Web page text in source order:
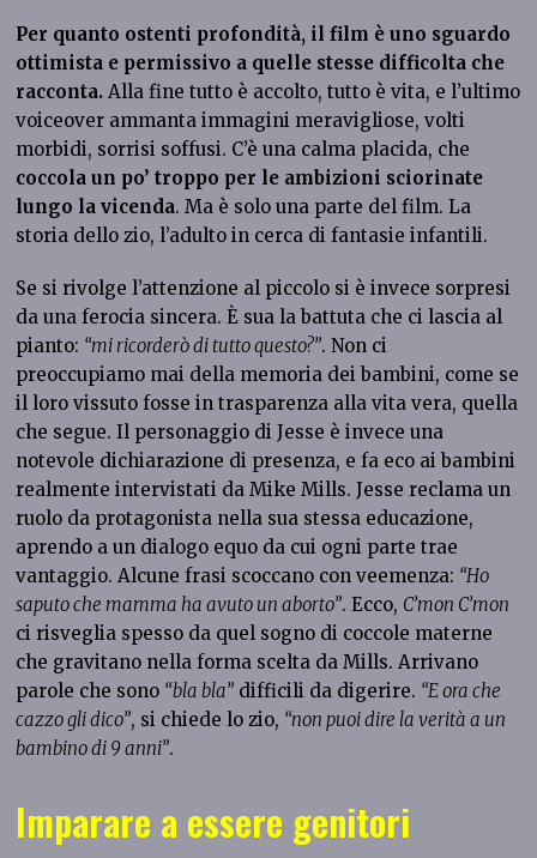
Per quanto ostenti profondità, il film è uno sguardo
ottimista e permissivo a quelle stesse difficolta che
racconta.Alla fine tutto è accolto, tutto è vita, e l’ultimo
voiceover ammanta immagini meravigliose, volti
morbidi, sorrisi soffusi. C’è una calma placida, che
coccola un po’ troppo per le ambizioni sciorinate
lungo la vicenda. Ma è solo una parte del film. La
storia dello zio, l’adulto in cerca di fantasie infantili.
Se si rivolge l’attenzione al piccolo si è invece sorpresi
da una ferocia sincera. È sua la battuta che ci lascia al
pianto: “mi ricorderò di tutto questo?”. Non ci
preoccupiamo mai della memoria dei bambini, come se
il loro vissuto fosse in trasparenza alla vita vera, quella
che segue. Il personaggio di Jesse è invece una
notevole dichiarazione di presenza, e fa eco ai bambini
realmente intervistati da Mike Mills. Jesse reclama un
ruolo da protagonista nella sua stessa educazione,
aprendo a un dialogo equo da cui ogni parte trae
vantaggio. Alcune frasi scoccano con veemenza: “Ho
saputo che mamma ha avuto un aborto”. Ecco, C’mon C’mon
ci risveglia spesso da quel sogno di coccole materne
che gravitano nella forma scelta da Mills. Arrivano
parole che sono “bla bla” difficili da digerire. “E ora che
cazzo gli dico”, si chiede lo zio, “non puoi dire la verità a un
bambino di 9 anni”.
Imparare a essere genitori